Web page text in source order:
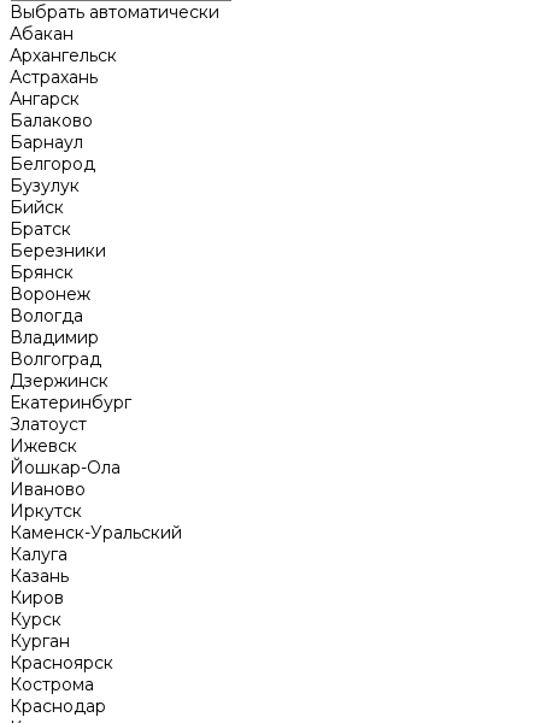
Выбрать автоматически
Абакан
Архангельск
Астрахань
Ангарск
Балаково
Барнаул
Белгород
Бузулук
Бийск
Братск
Березники
Брянск
Воронеж
Вологда
Владимир
Волгоград
Дзержинск
Екатеринбург
Златоуст
Ижевск
Йошкар-Ола
Иваново
Иркутск
Каменск-Уральский
Калуга
Казань
Киров
Курск
Курган
Красноярск
Кострома
Краснодар